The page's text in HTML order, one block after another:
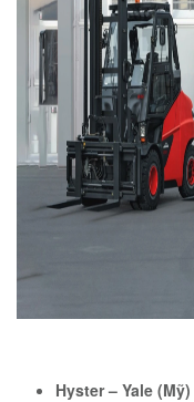
Hyster – Yale (Mỹ)